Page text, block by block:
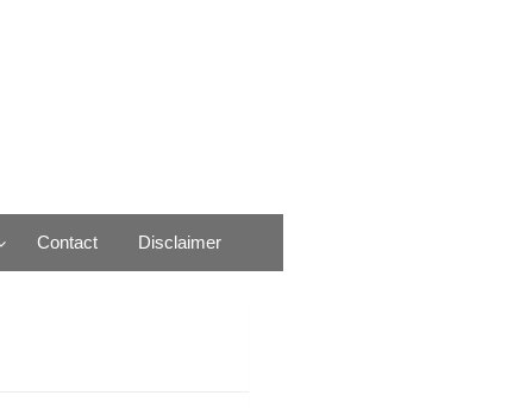
Contact Disclaimer